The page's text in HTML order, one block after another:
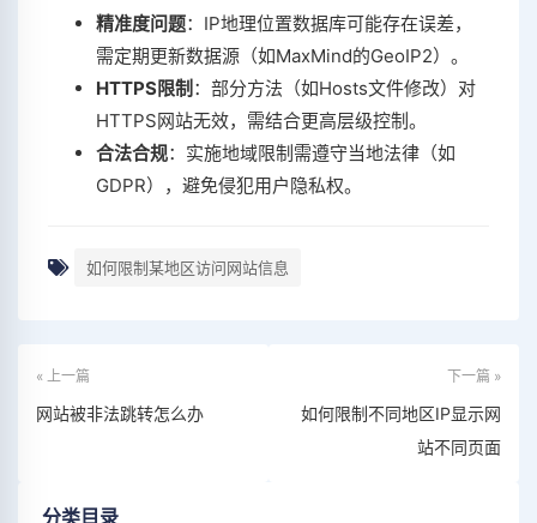
精准度问题‌：IP地理位置数据库可能存在误差，
需定期更新数据源（如MaxMind的GeoIP2）。
HTTPS限制 ‌：部分方法（如Hosts文件修改）对
HTTPS网站无效，需结合更高层级控制。
合法合规‌：实施地域限制需遵守当地法律（如
GDPR），避免侵犯用户隐私权。
如何限制某地区访问网站信息
« 上一篇
网站被非法跳转怎么办
下一篇 »
如何限制不同地区IP显示网
站不同页面
分类目录